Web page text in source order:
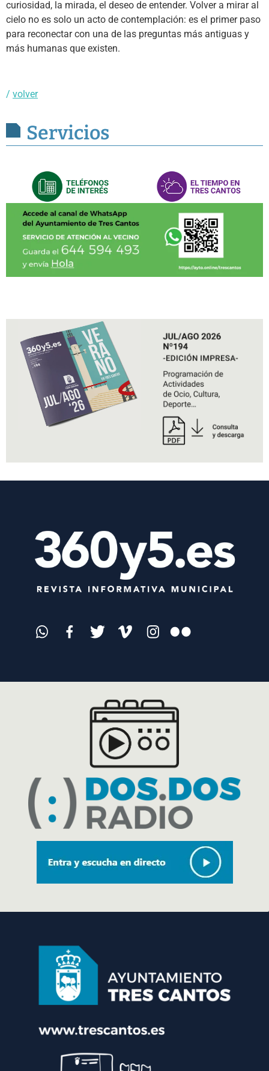
curiosidad, la mirada, el deseo de entender. Volver a mirar al
cielo no es solo un acto de contemplación: es el primer paso
para reconectar con una de las preguntas más antiguas y
más humanas que existen.
/ volver
Servicios